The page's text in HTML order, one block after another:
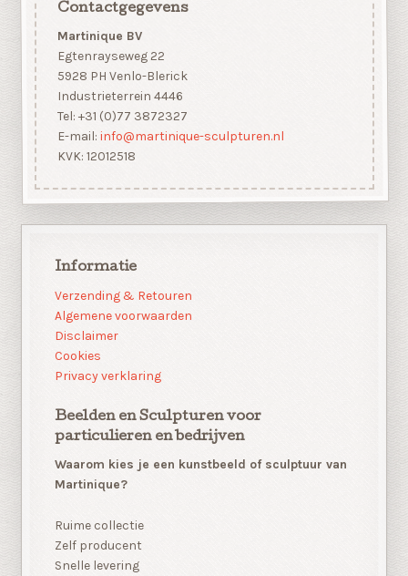
Contactgegevens
Martinique BV
Egtenrayseweg 22
5928 PH Venlo-Blerick
Industrieterrein 4446
Tel: +31 (0)77 3872327
E-mail: info@martinique-sculpturen.nl
KVK: 12012518
Informatie
Verzending & Retouren
Algemene voorwaarden
Disclaimer
Cookies
Privacy verklaring
Beelden en Sculpturen voor
particulieren en bedrijven
Waarom kies je een kunstbeeld of sculptuur van
Martinique?
Ruime collectie
Zelf producent
Snelle levering